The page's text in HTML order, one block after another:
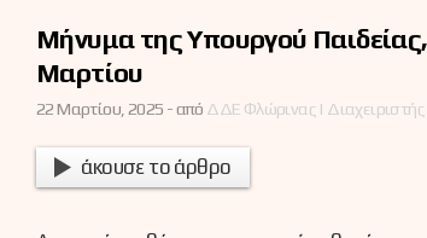
Μήνυμα της Υπουργού
Μαρτίου
22 Μαρτίου, 2025 -από ΔΔΕ Φλώρινας | Διαχειριστής
άκουσε το άρθρο